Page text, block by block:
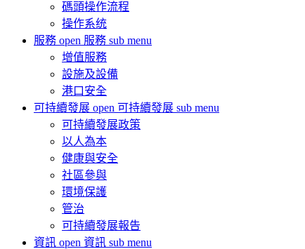
碼頭操作流程
操作系统
服務 open 服務 sub menu
增值服務
設施及設備
港口安全
可持續發展 open 可持續發展 sub menu
可持續發展政策
以人為本
健康與安全
社區參與
環境保護
管治
可持續發展報告
資訊 open 資訊 sub menu